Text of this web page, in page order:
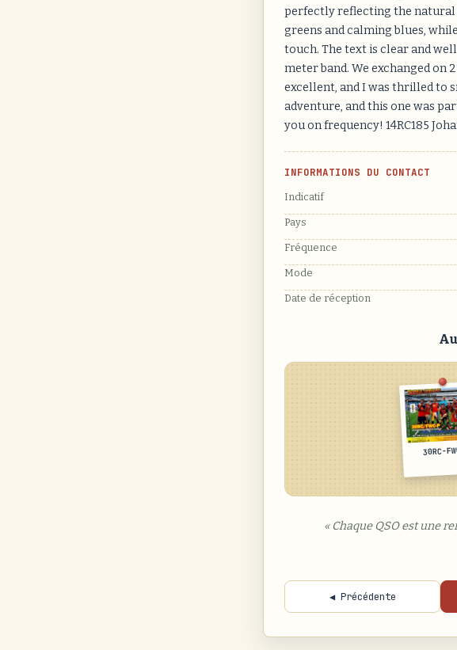
perfectly reflecting the natural
greens and calming blues,
touch. The text is clear and
meter band. We exchanged on
excellent, and I was thrilled to
adventure, and this one was
you on frequency! 14RC185
INFORMATIONS DU CONTACT
Indicatif
Pays
Fréquence
Mode
Date de réception
30RC-
« Chaque QSO est une
◀ Précédente